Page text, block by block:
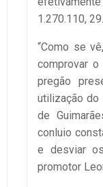
1.270.110, 29.
“Como se
comprovar
pregão
utilização do
de
conluio
e desviar
promotor